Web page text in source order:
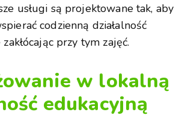
usługi są projektowane tak, aby
codzienną działalność
przy tym zajęć.
w lokalną
edukacyjną